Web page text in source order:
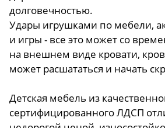
долговечностью.
Удары игрушками по мебели,
и игры - все это может со
на внешнем виде кровати,
может расшататься и начать
Детская мебель из
сертифицированного ЛДСП